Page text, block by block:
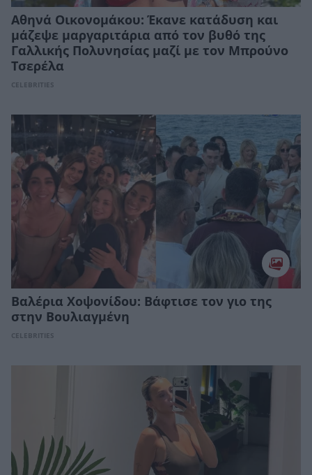
Αθηνά Οικονομάκου: Έκανε κατάδυση και
μάζεψε μαργαριτάρια από τον βυθό της
Γαλλικής Πολυνησίας μαζί με τον Μπρούνο
Τσερέλα
CELEBRITIES
Βαλέρια Χοψονίδου: Bάφτισε τον γιο της
στην Βουλιαγμένη
CELEBRITIES